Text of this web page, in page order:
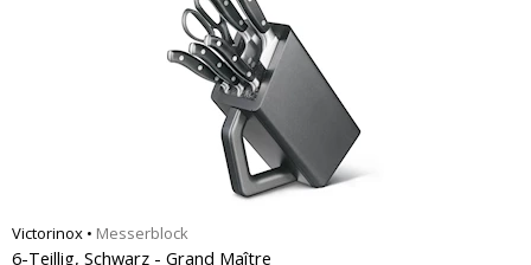
Victorinox • Messerblock
6-Teillig, Schwarz - Grand Maître